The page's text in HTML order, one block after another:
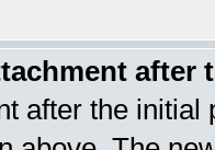
after
after the